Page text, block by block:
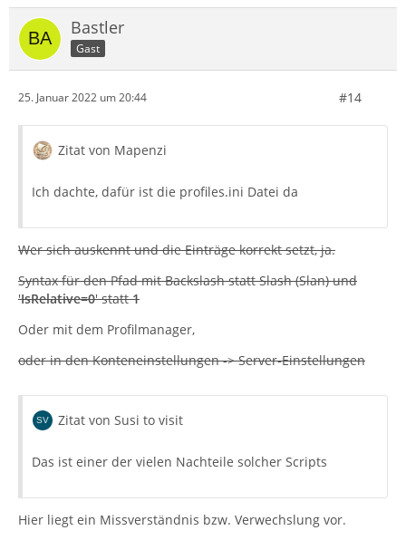
Bastler
Gast
25. Januar 2022 um 20:44 #14
Zitat von Mapenzi
Ich dachte, dafür ist die profiles.ini Datei da
Wer sich auskennt und die Einträge korrekt setzt, ja.
Syntax für den Pfad mit Backslash statt Slash (Slan) und
'IsRelative=0' statt1
Oder mit dem Profilmanager,
oder in den Konteneinstellungen -> Server-Einstellungen
Zitat von Susi to visit
Das ist einer der vielen Nachteile solcher Scripts
Hier liegt ein Missverständnis bzw. Verwechslung vor.